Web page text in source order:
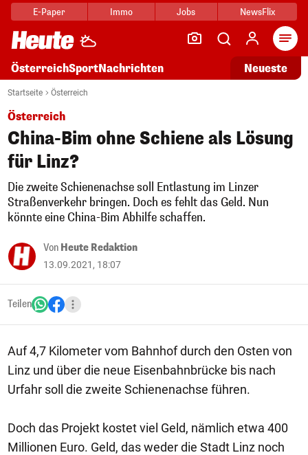
E-Paper Immo Jobs NewsFlix
ÖsterreichSportNachrichten Neueste
Startseite Österreich
Österreich
China-Bim ohne Schiene als Lösung
für Linz?
Die zweite Schienenachse soll Entlastung im Linzer
Straßenverkehr bringen. Doch es fehlt das Geld. Nun
könnte eine China-Bim Abhilfe schaffen.
Von Heute Redaktion
13.09.2021, 18:07
Teilen
Auf 4,7 Kilometer vom Bahnhof durch den Osten von
Linz und über die neue Eisenbahnbrücke bis nach
Urfahr soll die zweite Schienenachse führen.
Doch das Projekt kostet viel Geld, nämlich etwa 400
Millionen Euro. Geld, das weder die Stadt Linz noch